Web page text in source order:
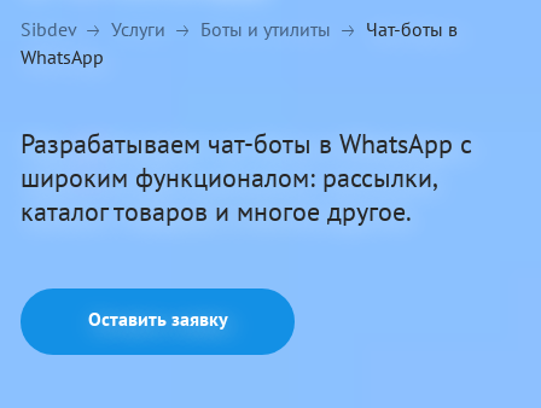
Sibdev Услуги Боты и утилиты
Чат-боты в
WhatsApp
Разрабатываем чат-боты в WhatsApp с
широким функционалом: рассылки,
каталог товаров и многое другое.
Оставить заявку